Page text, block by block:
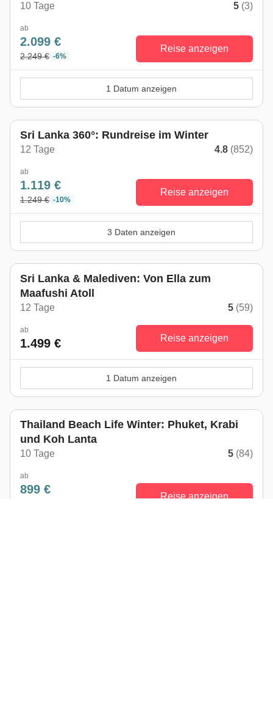
10 Tage 5 (3)
ab
2.099 €
2.249 € -6%
Reise anzeigen
1 Datum anzeigen
Sri Lanka 360°: Rundreise im Winter
12 Tage 4.8 (852)
ab
1.119 €
1.249 € -10%
Reise anzeigen
3 Daten anzeigen
Sri Lanka & Malediven: Von Ella zum
Maafushi Atoll
12 Tage 5 (59)
ab
1.499 € Reise anzeigen
1 Datum anzeigen
Top Seller
Thailand Beach Life Winter: Phuket, Krabi
und Koh Lanta
10 Tage 5 (84)
ab
899 €
Reise anzeigen